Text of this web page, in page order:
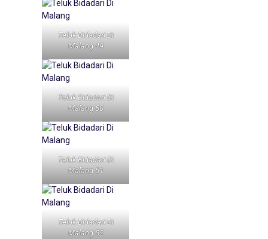
Teluk Bidadari Di
Malang 49
Teluk Bidadari Di
Malang 50
Teluk Bidadari Di
Malang 51
Teluk Bidadari Di
Malang 52